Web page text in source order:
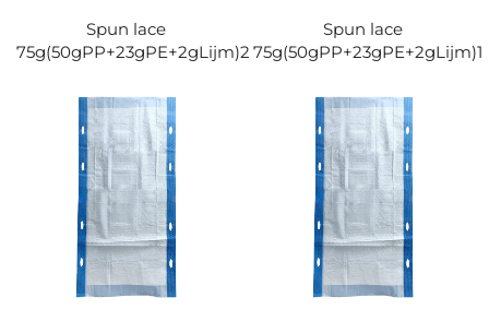
Spun lace
75g(50gPP+23gPE+2gLijm)2
Spun lace
75g(50gPP+23gPE+2gLijm)1